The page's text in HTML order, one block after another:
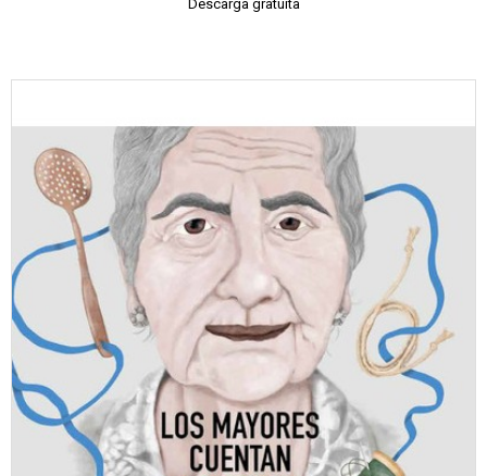
Descarga gratuita